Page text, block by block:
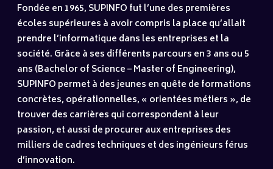
Fondée en 1965, SUPINFO fut l’une des premières
écoles supérieures à avoir compris la place qu’allait
prendre l’informatique dans les entreprises et la
société. Grâce à ses différents parcours en 3 ans ou 5
ans (Bachelor of Science – Master of Engineering),
SUPINFO permet à des jeunes en quête de formations
concrètes, opérationnelles, « orientées métiers », de
trouver des carrières qui correspondent à leur
passion, et aussi de procurer aux entreprises des
milliers de cadres techniques et des ingénieurs férus
d’innovation.